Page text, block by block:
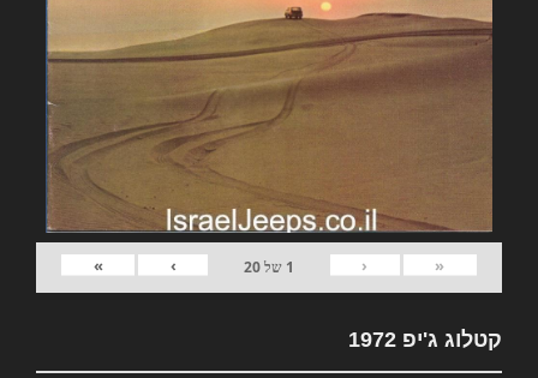
«
‹
1 של20
›
»
קטלוג ג'יפ 1972